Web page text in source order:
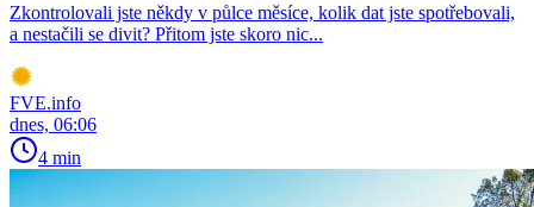
Zkontrolovali jste někdy v půlce měsíce, kolik dat jste spotřebovali,
a nestačili se divit? Přitom jste skoro nic...
FVE.info
dnes, 06:06
4 min